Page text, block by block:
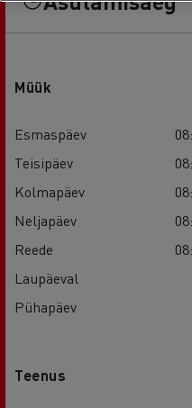
Müük
Esmaspäev
Teisipäev
Kolmapäev
Neljapäev
Reede
Laupäeval
Pühapäev
Teenus